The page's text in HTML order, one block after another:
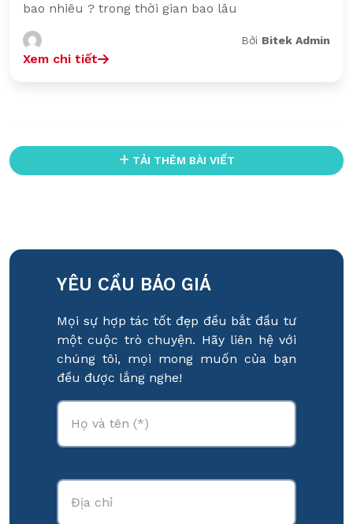
bao nhiêu ? trong thời gian bao lâu
Bởi Bitek Admin
Xem chi tiết
TẢI THÊM BÀI VIẾT
YÊU CẦU BÁO GIÁ
Mọi sự hợp tác tốt đẹp đều bắt đầu tư
một cuộc trò chuyện. Hãy liên hệ với
chúng tôi, mọi mong muốn của bạn
đều được lắng nghe!